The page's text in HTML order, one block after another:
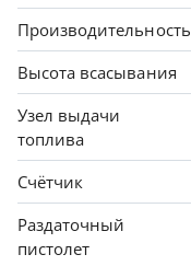
Производительность
Высота всасывания
Узел выдачи
топлива
Счётчик
Раздаточный
пистолет